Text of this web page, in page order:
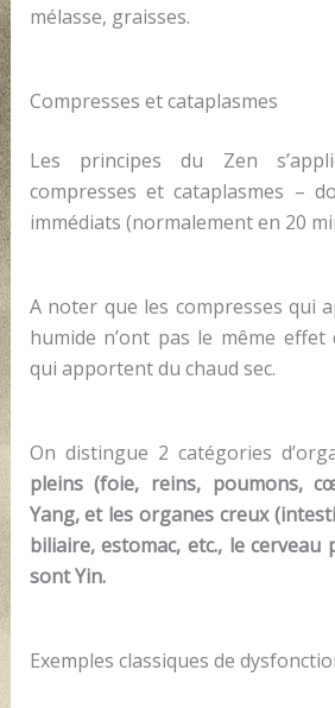
mélasse, graisses.
Compresses et cataplasmes
Les principes du Zen
compresses et cataplasmes –
immédiats (normalement en 20
A noter que les compresses qui
humide n’ont pas le même
qui apportent du chaud sec.
On distingue 2 catégories
pleins (foie, reins, poumons,
Yang, et les organes creux
biliaire, estomac, etc., le
sont Yin.
Exemples classiques de